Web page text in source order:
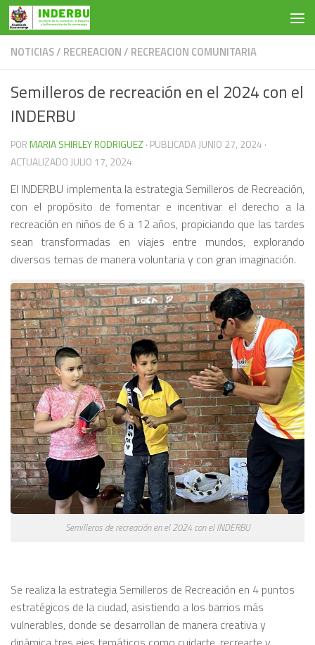
Saltar al contenido
NOTICIAS/ RECREACION/ RECREACION COMUNITARIA
Semilleros de recreación en el 2024 con el
INDERBU
PORMARIA SHIRLEY RODRIGUEZ · PUBLICADAJUNIO 27, 2024 ·
ACTUALIZADO JULIO 17, 2024
El INDERBU implementa la estrategia Semilleros de Recreación,
con el propósito de fomentar e incentivar el derecho a la
recreación en niños de 6 a 12 años, propiciando que las tardes
sean transformadas en viajes entre mundos, explorando
diversos temas de manera voluntaria y con gran imaginación.
Semilleros de recreación en el 2024 con el INDERBU
Se realiza la estrategia Semilleros de Recreación en 4 puntos
estratégicos de la ciudad, asistiendo a los barrios más
vulnerables, donde se desarrollan de manera creativa y